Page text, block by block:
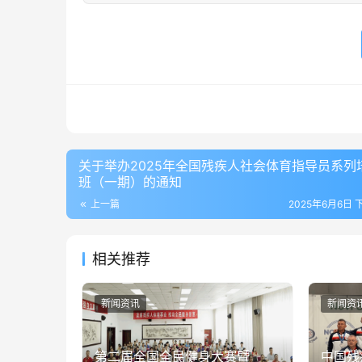
关于举办2025年全国残疾人社会体育指导员系列
班（一期）的通知
上一篇 2025年6月6日
相关推荐
第二届全国全民健身大赛暨
新闻资讯
中国
新闻资